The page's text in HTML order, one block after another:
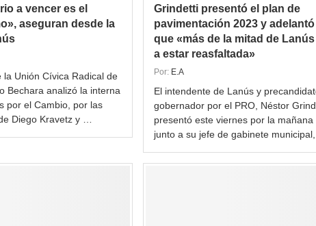
a vencer es el
aseguran desde la
la Unión Cívica Radical de
Bechara analizó la interna
por el Cambio, por las
Diego Kravetz y …
Grindetti presentó el plan de
pavimentación 2023 y adelantó
que «más de la mitad de
a estar reasfaltada»
Por: E.A
El intendente de Lanús y
gobernador por el PRO, Néstor
presentó este viernes por la mañana
junto a su jefe de gabinete